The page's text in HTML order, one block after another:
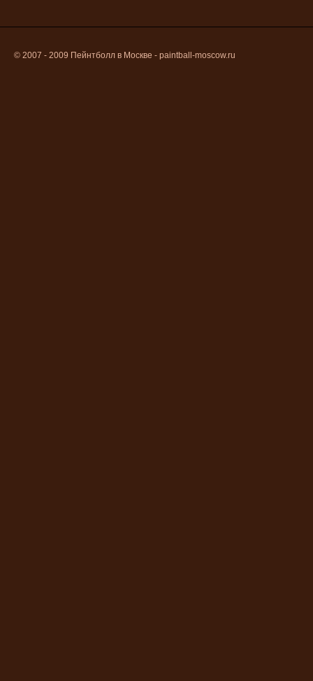
© 2007 - 2009 Пейнтболл в Москве - paintball-moscow.ru